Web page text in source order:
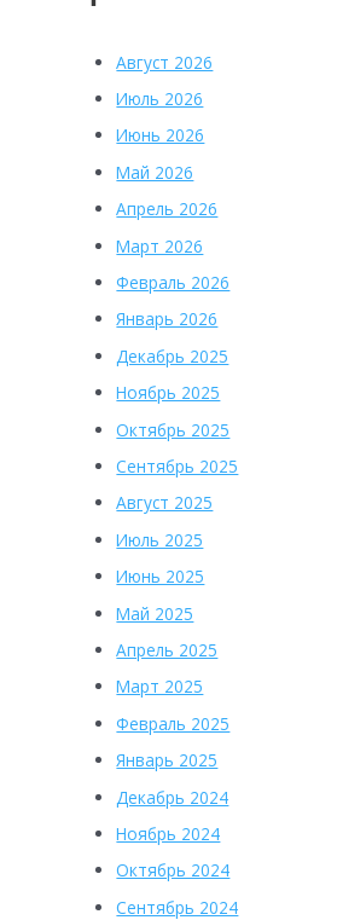
Август 2026
Июль 2026
Июнь 2026
Май 2026
Апрель 2026
Март 2026
Февраль 2026
Январь 2026
Декабрь 2025
Ноябрь 2025
Октябрь 2025
Сентябрь 2025
Август 2025
Июль 2025
Июнь 2025
Май 2025
Апрель 2025
Март 2025
Февраль 2025
Январь 2025
Декабрь 2024
Ноябрь 2024
Октябрь 2024
Сентябрь 2024